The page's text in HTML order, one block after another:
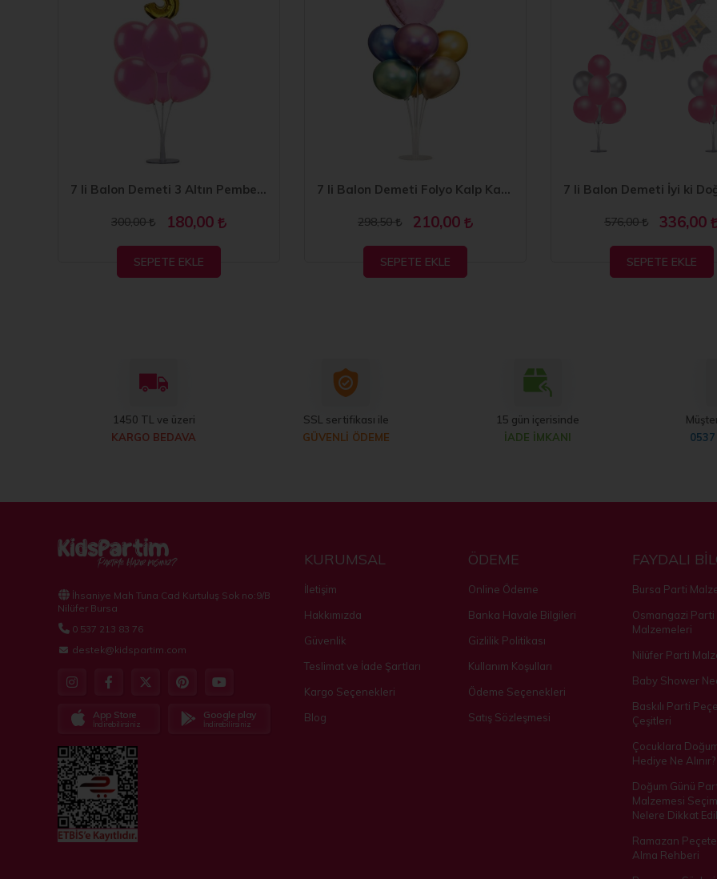
7 li Balon Demeti 3 Altın Pembe Balon
300,00 180,00
SEPETE EKLE
7 li Balon Demeti Folyo Kalp Karışık Krom Balon
298,50 210,00
SEPETE EKLE
576,00 336,00
SEPETE EKLE
1450 TL ve üzeri
KARGO BEDAVA
SSL sertifikası ile
GÜVENLİ ÖDEME
15 gün içerisinde
İADE İMKANI
İhsaniye Mah Tuna Cad Kurtuluş Sok no:9/B
Nilüfer Bursa
0 537 213 83 76
destek@kidspartim.com
App Store
İndirebilirsiniz
Google play
İndirebilirsiniz
KURUMSAL
İletişim
Hakkımızda
Güvenlik
Teslimat ve İade Şartları
Kargo Seçenekleri
Blog
ÖDEME
Online Ödeme
Banka Havale Bilgileri
Gizlilik Politikası
Kullanım Koşulları
Ödeme Seçenekleri
Satış Sözleşmesi
FAYDALI
Bursa Parti
Osmangazi Parti
Malzemeleri
Nilüfer Parti
Baby Shower
Baskılı Parti
Çeşitleri
Çocuklara
Hediye Ne Alınır?
Doğum Günü
Malzemesi
Nelere Dikkat
Ramazan
Alma Rehberi